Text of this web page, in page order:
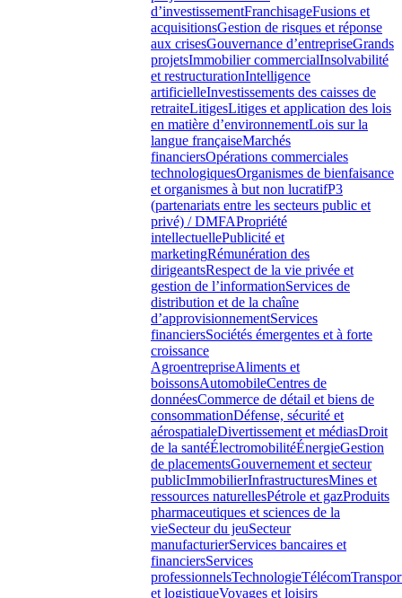
d’investissementFranchisageFusions et
acquisitionsGestion de risques et réponse
aux crisesGouvernance d’entrepriseGrands
projetsImmobilier commercialInsolvabilité
et restructurationIntelligence
artificielleInvestissements des caisses de
retraiteLitigesLitiges et application des lois
en matière d’environnementLois sur la
langue françaiseMarchés
financiersOpérations commerciales
technologiquesOrganismes de bienfaisance
et organismes à but non lucratifP3
(partenariats entre les secteurs public et
privé) / DMFAPropriété
intellectuellePublicité et
marketingRémunération des
dirigeantsRespect de la vie privée et
gestion de l’informationServices de
distribution et de la chaîne
d’approvisionnementServices
financiersSociétés émergentes et à forte
croissance
AgroentrepriseAliments et
boissonsAutomobileCentres de
donnéesCommerce de détail et biens de
consommationDéfense, sécurité et
aérospatialeDivertissement et médiasDroit
de la santéÉlectromobilitéÉnergieGestion
de placementsGouvernement et secteur
publicImmobilierInfrastructuresMines et
ressources naturellesPétrole et gazProduits
pharmaceutiques et sciences de la
vieSecteur du jeuSecteur
manufacturierServices bancaires et
financiersServices
professionnelsTechnologieTélécom
et logistiqueVoyages et loisirs